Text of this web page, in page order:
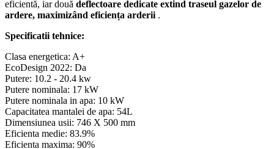
eficientă, iar două deflectoare dedicate extind traseul gazelor de
ardere, maximizând eficiența arderii .
Specificatii tehnice:
Clasa energetica: A+
EcoDesign 2022: Da
Putere: 10.2 - 20.4 kw
Putere nominala: 17 kW
Putere nominala in apa: 10 kW
Capacitatea mantalei de apa: 54L
Dimensiunea usii: 746 X 500 mm
Eficienta medie: 83.9%
Eficienta maxima: 90%